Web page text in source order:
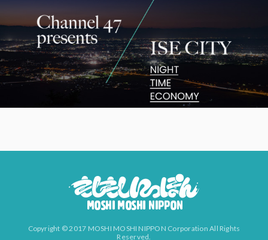
Copyright © 2017 MOSHI MOSHI NIPPON Corporation All Rights
Reserved.